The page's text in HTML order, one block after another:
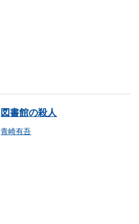
図書館の殺人
青崎有吾